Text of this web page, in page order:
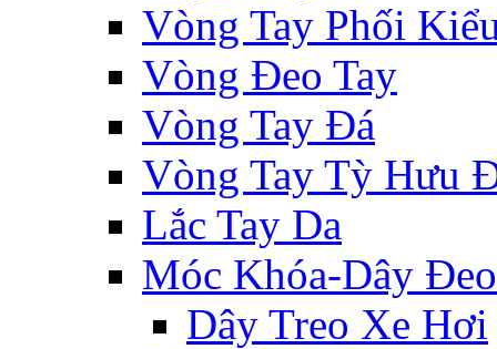
Vòng Tay Phối
Vòng Đeo Tay
Vòng Tay Đá
Vòng Tay Tỳ Hưu
Lắc Tay Da
Móc Khóa-Dây Đeo
Dây Treo Xe Hơi